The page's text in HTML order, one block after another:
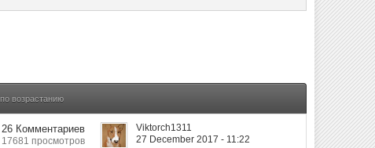
по возрастанию
26 Комментариев
17681 просмотров
Viktorch1311
27 December 2017 - 11:22